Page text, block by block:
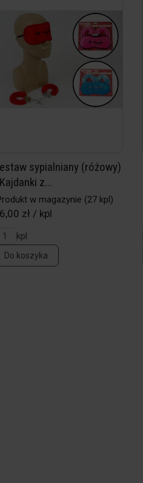
sypialniany (różowy)
z...
w magazynie (27 kpl)
zł / kpl
kpl
Do koszyka